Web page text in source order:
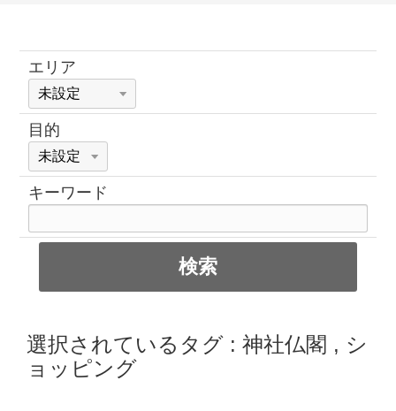
エリア
目的
キーワード
選択されているタグ : 神社仏閣 , シ
ョッピング